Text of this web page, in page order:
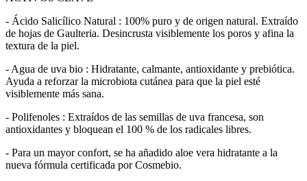
- Ácido Salicílico Natural : 100% puro y de origen natural. Extraído
de hojas de Gaulteria. Desincrusta visiblemente los poros y afina la
textura de la piel.
- Agua de uva bio : Hidratante, calmante, antioxidante y prebiótica.
Ayuda a reforzar la microbiota cutánea para que la piel esté
visiblemente más sana.
- Polifenoles : Extraídos de las semillas de uva francesa, son
antioxidantes y bloquean el 100 % de los radicales libres.
- Para un mayor confort, se ha añadido aloe vera hidratante a la
nueva fórmula certificada por Cosmebio.